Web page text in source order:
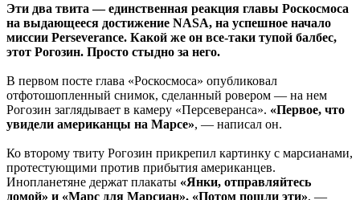
Эти два твита — единственная реакция главы Роскосмоса
на выдающееся достижение NASA, на успешное начало
миссии Perseverance. Какой же он все-таки тупой балбес,
этот Рогозин. Просто стыдно за него.
В первом посте глава «Роскосмоса» опубликовал
отфотошопленный снимок, сделанный ровером — на нем
Рогозин заглядывает в камеру «Персеверанса». «Первое, что
увидели американцы на Марсе», — написал он.
Ко второму твиту Рогозин прикрепил картинку с марсианами,
протестующими против прибытия американцев.
Инопланетяне держат плакаты «Янки, отправляйтесь
домой» и «Марс для Марсиан». «Потом пошли эти», —